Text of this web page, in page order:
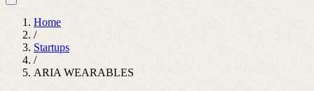
Home
/
Startups
/
ARIA WEARABLES